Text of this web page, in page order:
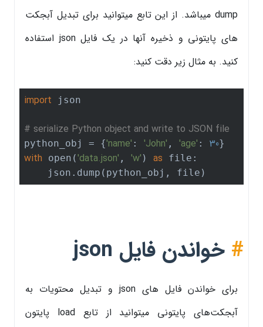
dump میباشد. از این تابع میتوانید برای تبدیل آبجکت
های پایتونی و ذخیره آنها در یک فایل json استفاده
کنید. به مثال زیر دقت کنید:
import json
# serialize Python object and write to JSON file
python_obj = {'name' : 'John' , 'age' : 30
with open('data.json' , 'w' ) as file:
# خواندن فایل json
برای خواندن فایل های json و تبدیل محتویات به
آبجکت‌های پایتونی میتوانید از تابع load پایتون